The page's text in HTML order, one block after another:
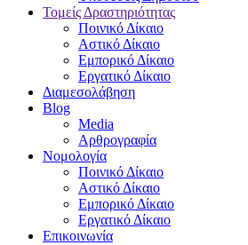
Τομείς Δραστηριότητας
Ποινικό Δίκαιο
Αστικό Δίκαιο
Εμπορικό Δίκαιο
Εργατικό Δίκαιο
Διαμεσολάβηση
Blog
Media
Αρθρογραφία
Νομολογία
Ποινικό Δίκαιο
Αστικό Δίκαιο
Εμπορικό Δίκαιο
Εργατικό Δίκαιο
Επικοινωνία